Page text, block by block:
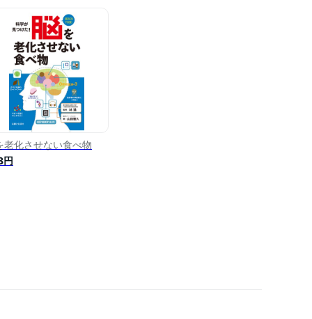
老化させない食べ物
円